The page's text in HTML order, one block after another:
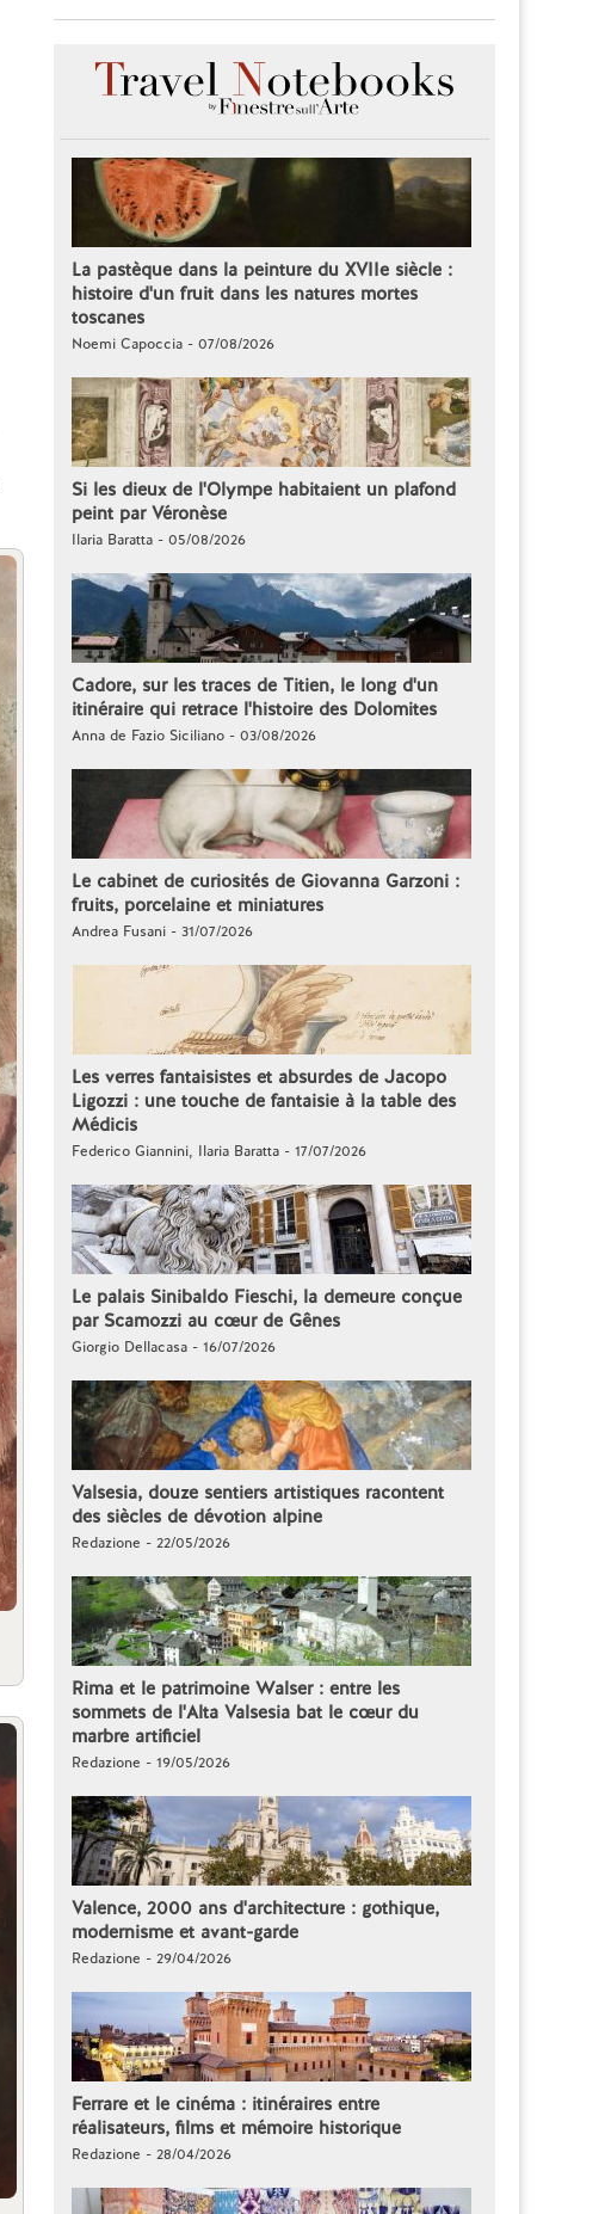
La pastèque dans la peinture du XVIIe siècle :
histoire d'un fruit dans les natures mortes
toscanes
Noemi Capoccia - 07/08/2026
Si les dieux de l'Olympe habitaient un plafond
peint par Véronèse
Ilaria Baratta - 05/08/2026
Cadore, sur les traces de Titien, le long d'un
itinéraire qui retrace l'histoire des Dolomites
Anna de Fazio Siciliano - 03/08/2026
Le cabinet de curiosités de Giovanna Garzoni :
fruits, porcelaine et miniatures
Andrea Fusani - 31/07/2026
Les verres fantaisistes et absurdes de Jacopo
Ligozzi : une touche de fantaisie à la table des
Médicis
Federico Giannini, Ilaria Baratta - 17/07/2026
Le palais Sinibaldo Fieschi, la demeure conçue
par Scamozzi au cœur de Gênes
Giorgio Dellacasa - 16/07/2026
Valsesia, douze sentiers artistiques racontent
des siècles de dévotion alpine
Redazione - 22/05/2026
Rima et le patrimoine Walser : entre les
sommets de l'Alta Valsesia bat le cœur du
marbre artificiel
Redazione - 19/05/2026
Valence, 2000 ans d'architecture : gothique,
modernisme et avant-garde
Redazione - 29/04/2026
Ferrare et le cinéma : itinéraires entre
réalisateurs, films et mémoire historique
Redazione - 28/04/2026